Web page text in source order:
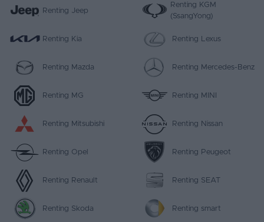
coches
Renting Jeep
Renting KGM
(SsangYong)
Renting Kia Renting Lexus
Renting Mazda Renting Mercedes-Benz
Renting MG Renting MINI
Renting Mitsubishi Renting Nissan
Renting Opel Renting Peugeot
Renting Renault Renting SEAT
Renting Skoda Renting smart